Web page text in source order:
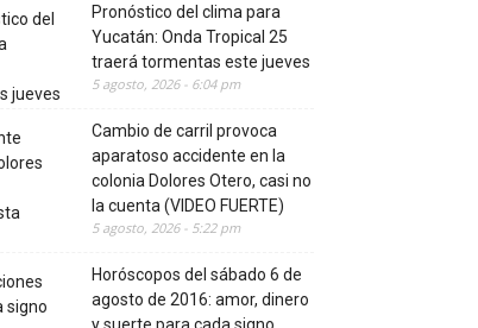
Pronóstico del clima para
Yucatán: Onda Tropical 25
traerá tormentas este jueves
5 agosto, 2026 - 6:04 pm
Cambio de carril provoca
aparatoso accidente en la
colonia Dolores Otero, casi no
la cuenta (VIDEO FUERTE)
5 agosto, 2026 - 5:22 pm
Horóscopos del sábado 6 de
agosto de 2016: amor, dinero
y suerte para cada signo